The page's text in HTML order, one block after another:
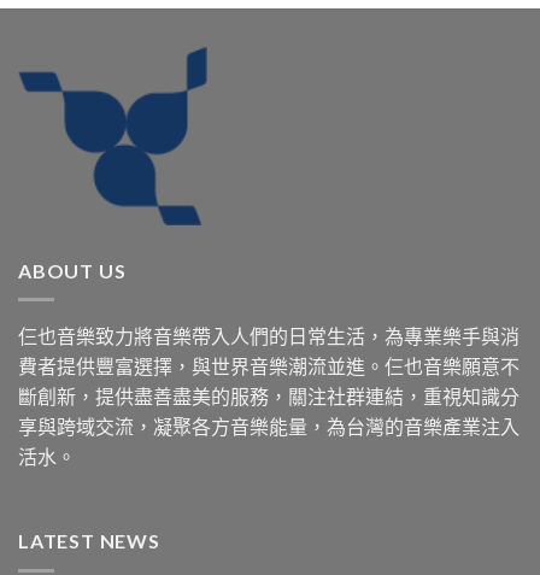
ABOUT US
仨也音樂致力將音樂帶入人們的日常生活，為專業樂手與消
費者提供豐富選擇，與世界音樂潮流並進。仨也音樂願意不
斷創新，提供盡善盡美的服務，關注社群連結，重視知識分
享與跨域交流，凝聚各方音樂能量，為台灣的音樂產業注入
活水。
LATEST NEWS